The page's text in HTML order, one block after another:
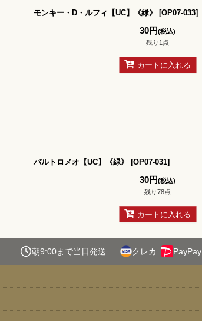
モンキー・D・ルフィ【UC】《緑》 [OP07-033]
30円(税込)
残り1点
カートに入れる
バルトロメオ【UC】《緑》 [OP07-031]
30円(税込)
残り78点
カートに入れる
朝9:00まで当日発送 クレカ PayPay